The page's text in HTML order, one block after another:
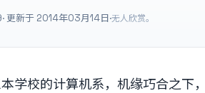
· 更新于 2014年03月14日·无人欣赏。
学校的计算机系，机缘巧合之下